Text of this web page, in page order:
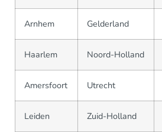
Arnhem Gelderland
Haarlem Noord-Holland
Amersfoort Utrecht
Leiden Zuid-Holland